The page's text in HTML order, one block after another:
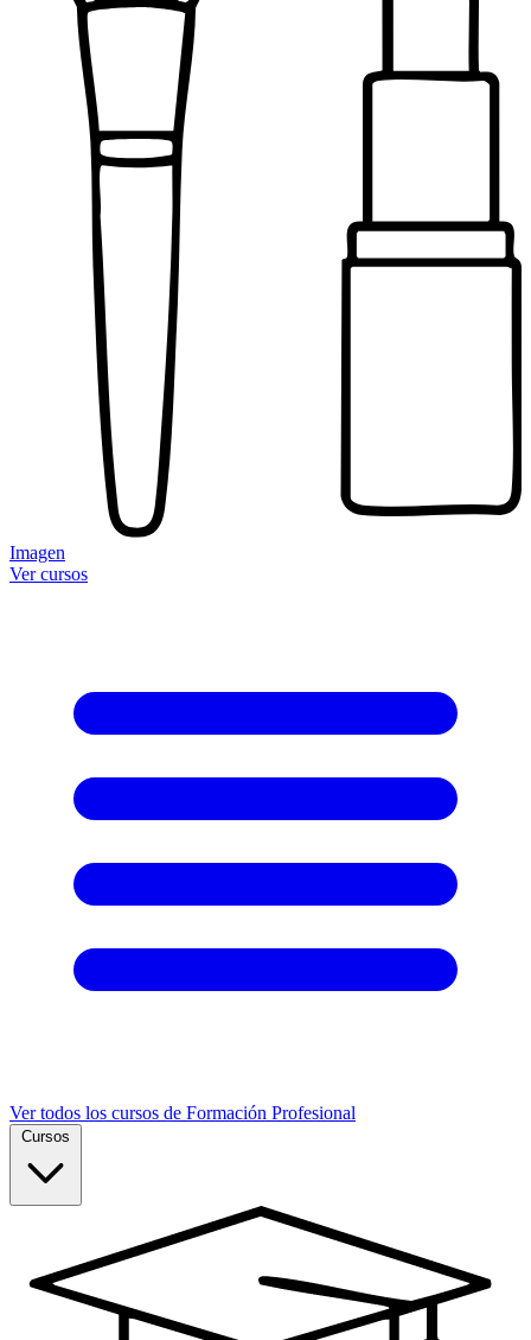
Imagen
Ver cursos
Ver todos los cursos de Formación Profesional
Cursos